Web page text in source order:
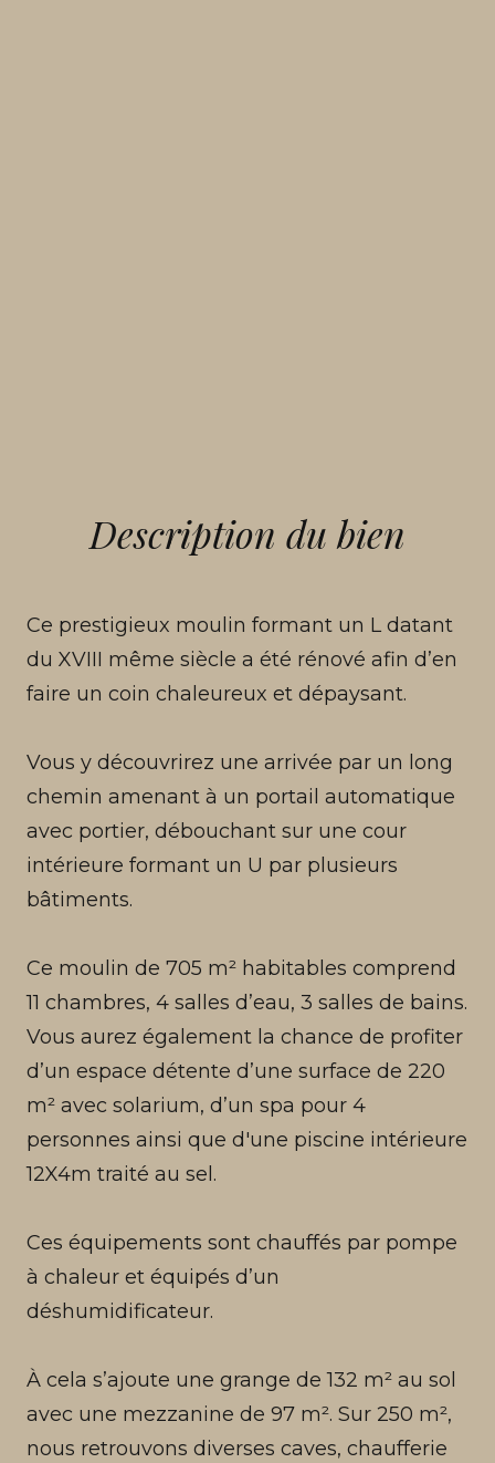
Description du bien
Ce prestigieux moulin formant un L datant
du XVIII même siècle a été rénové afin d’en
faire un coin chaleureux et dépaysant.
Vous y découvrirez une arrivée par un long
chemin amenant à un portail automatique
avec portier, débouchant sur une cour
intérieure formant un U par plusieurs
bâtiments.
Ce moulin de 705 m² habitables comprend
11 chambres, 4 salles d’eau, 3 salles de bains.
Vous aurez également la chance de profiter
d’un espace détente d’une surface de 220
m² avec solarium, d’un spa pour 4
personnes ainsi que d'une piscine intérieure
12X4m traité au sel.
Ces équipements sont chauffés par pompe
à chaleur et équipés d’un
déshumidificateur.
À cela s’ajoute une grange de 132 m² au sol
avec une mezzanine de 97 m². Sur 250 m²,
nous retrouvons diverses caves, chaufferie